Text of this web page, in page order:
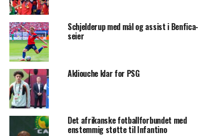
Schjelderup med mål og assist i Benfica-
seier
Akliouche klar for PSG
Det afrikanske fotballforbundet med
enstemmig støtte til Infantino